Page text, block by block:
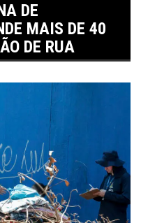
DE
MAIS DE 40
DE RUA